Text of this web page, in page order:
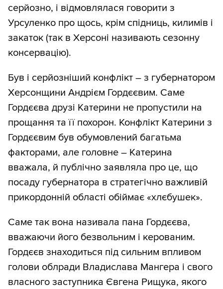
серйозно, і відмовлялася говорити з
Урсуленко про щось, крім спідниць, килимів і
закаток (так в Херсоні називають сезонну
консервацію).
Був і серйозніший конфлікт – з губернатором
Херсонщини Андрієм Гордєєвим. Саме
Гордєєва друзі Катерини не пропустили на
прощання та її похорон. Конфлікт Катерини з
Гордєєвим був обумовлений багатьма
факторами, але головне – Катерина
вважала, й публічно заявляла про це, що
посаду губернатора в стратегічно важливій
прикордонній області обіймає «хлєбушек».
Саме так вона називала пана Гордєєва,
вважаючи його безвольним і керованим.
Гордєєв знаходиться під сильним впливом
голови облради Владислава Мангера і свого
власного заступника Євгена Рищука, якого